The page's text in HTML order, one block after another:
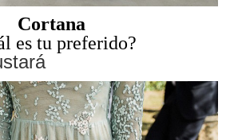
Cortana
es tu preferido?